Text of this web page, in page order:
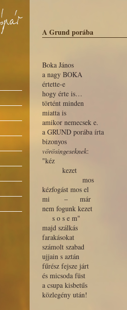
A Grund porába
Boka János
a nagy BOKA
értette-e
hogy érte is…
történt minden
miatta is
amikor nemecsek e.
a GRUND porába írta
bizonyos
vörösingeseknek:
"kéz
kezet
mos
kézfogást mos el
mi – már
nem fogunk kezet
s o s e m"
majd szálkás
farakásokat
számolt szabad
ujjain s aztán
fűrész fejsze járt
és micsoda füst
a csupa kisbetűs
közlegény után!